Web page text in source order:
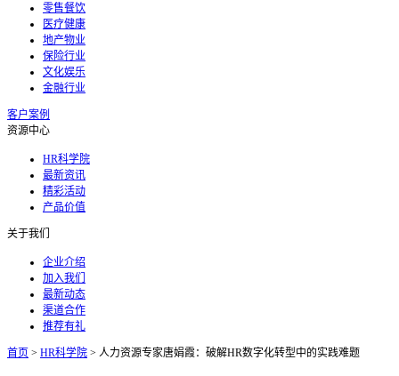
零售餐饮
医疗健康
地产物业
保险行业
文化娱乐
金融行业
客户案例
资源中心
HR科学院
最新资讯
精彩活动
产品价值
关于我们
企业介绍
加入我们
最新动态
渠道合作
推荐有礼
首页 > HR科学院 > 人力资源专家唐娟霞：破解HR数字化转型中的实践难题